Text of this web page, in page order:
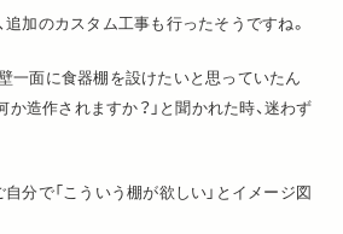
追加のカスタム工事も行ったそうですね。
一面に食器棚を設けたいと思っていたん
か造作されますか？」と聞かれた時、迷わず
自分で「こういう棚が欲しい」とイメージ図